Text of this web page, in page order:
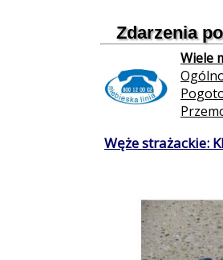
Zdarzenia
Wiele
Węże strażackie: